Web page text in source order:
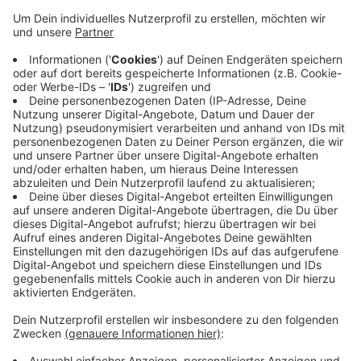
Anzeige
In Dülmen beispielsweise steht jetzt das komplette
Programm der zweiten Demokratiewochen. Vereine,
Schulen und Initiativen haben unterschiedliche
Angebote organisiert. Es gibt Ausstellungen, Vorträge
und Workshops. Höhepunkt ist ein Sternmarsch aller
weiterführenden in der Woche vor den
Kommunalwahlen (9.09.). Den Überblick über das
komplette Programm finden SieHIER.
Anzeige